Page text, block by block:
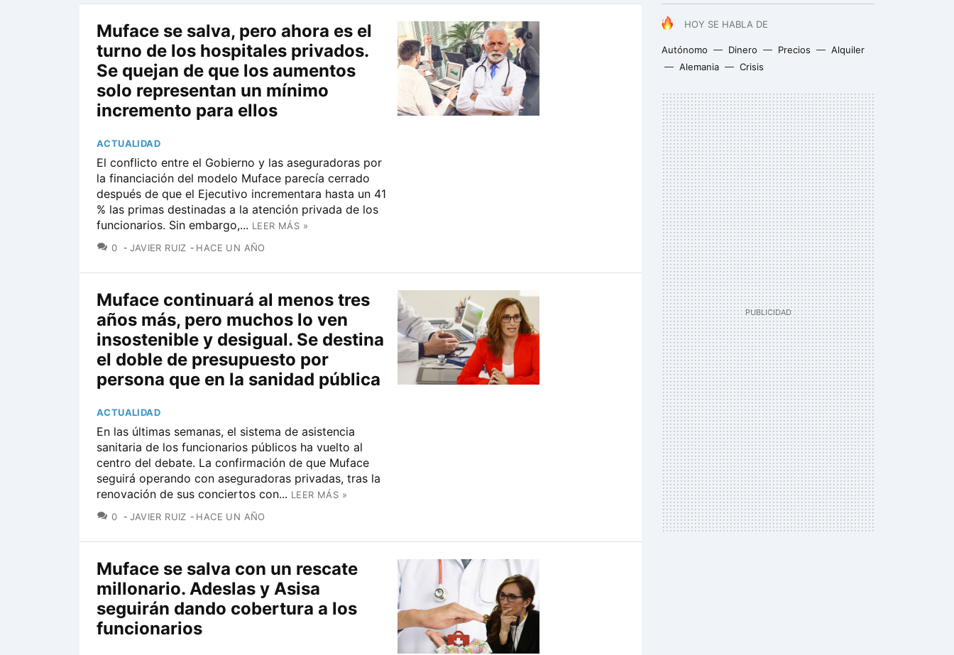
HOY SE HABLA DE
Autónomo Dinero Precios
Alquiler
Alemania
Crisis
Muface se salva, pero ahora es el
turno de los hospitales privados.
Se quejan de que los aumentos
solo representan un mínimo
incremento para ellos
ACTUALIDAD
El conflicto entre el Gobierno y las aseguradoras por
la financiación del modelo Muface parecía cerrado
después de que el Ejecutivo incrementara hasta un 41
% las primas destinadas a la atención privada de los
funcionarios. Sin embargo,... LEER MÁS »
0 COMENTARIOS
JAVIER RUIZ HACE UN AÑO
Muface continuará al menos tres
años más, pero muchos lo ven
insostenible y desigual. Se destina
el doble de presupuesto por
persona que en la sanidad pública
ACTUALIDAD
En las últimas semanas, el sistema de asistencia
sanitaria de los funcionarios públicos ha vuelto al
centro del debate. La confirmación de que Muface
seguirá operando con aseguradoras privadas, tras la
renovación de sus conciertos con... LEER MÁS »
0 COMENTARIOS
JAVIER RUIZ HACE UN AÑO
Muface se salva con un rescate
millonario. Adeslas y Asisa
seguirán dando cobertura a los
funcionarios